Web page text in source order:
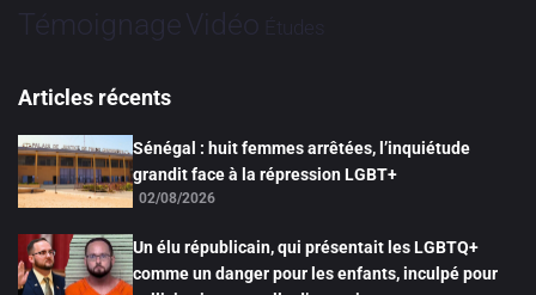
TémoignageVidéo Études
Articles récents
Sénégal : huit femmes arrêtées, l’inquiétude
grandit face à la répression LGBT+
02/08/2026
Un élu républicain, qui présentait les LGBTQ+
comme un danger pour les enfants, inculpé pour